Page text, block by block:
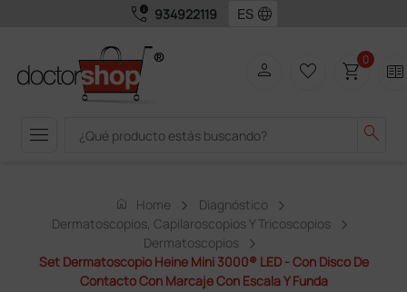
call_quality 934922119 language
menu search
person favorite_border shopping_cart0 two_pager
home Home
Diagnóstico
Dermatoscopios, Capilaroscopios Y Tricoscopios
Dermatoscopios
Set Dermatoscopio Heine Mini 3000® LED - Con Disco De
Contacto Con Marcaje Con Escala Y Funda